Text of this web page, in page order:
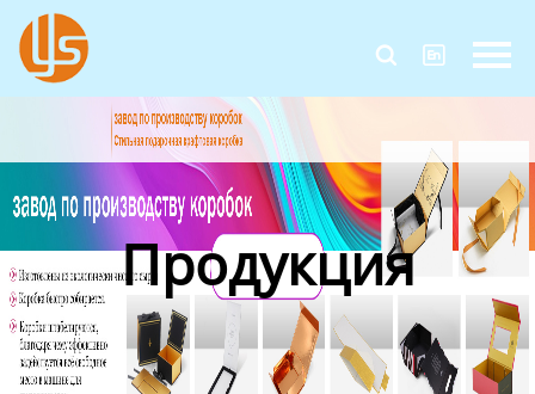
 
Главная
Продукция
О Нас
Контакты Продукция